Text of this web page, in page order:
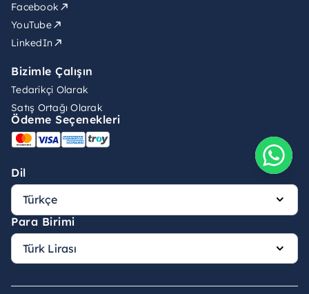
Facebook
YouTube
LinkedIn
Bizimle Çalışın
Tedarikçi Olarak
Satış Ortağı Olarak
Ödeme Seçenekleri
Dil
Para Birimi